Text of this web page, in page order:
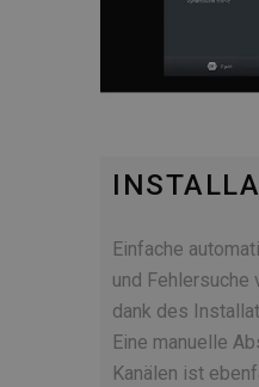
Einfache
und Fehlersuche
dank des
Eine manuelle
Kanälen ist